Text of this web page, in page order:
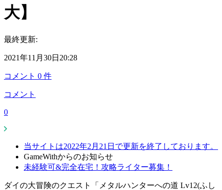
大】
最終更新:
2021年11月30日20:28
コメント 0 件
コメント
0
当サイトは2022年2月21日で更新を終了しております。
GameWithからのお知らせ
未経験可&完全在宅！攻略ライター募集！
ダイの大冒険のクエスト「メタルハンターへの道 Lv12(ふし